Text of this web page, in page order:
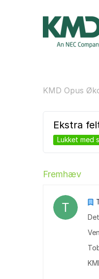
KMD Opus
Ekstra
Lukket med
Fremhæv